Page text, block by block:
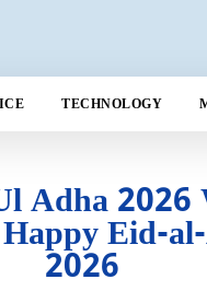
TECHNOLOGY
Adha 2026
Eid-
2026